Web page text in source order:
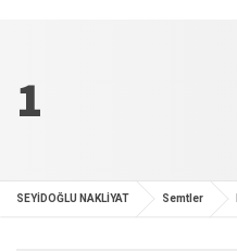
1
SEYİDOĞLU NAKLİYAT Semtler